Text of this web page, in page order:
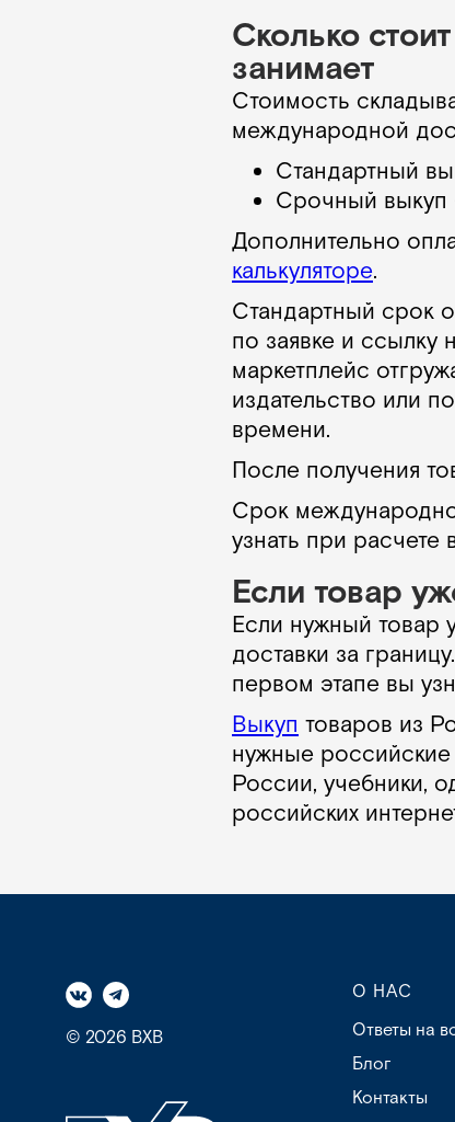
Сколько
занимает
Стоимость
международной
Стандартный
Срочный выкуп
Дополнительно
калькуляторе.
Стандартный срок
по заявке и ссылку
маркетплейс
издательство или
времени.
После получения
Срок
узнать при расчете
Если товар
Если нужный товар
доставки за
первом этапе вы
Выкуп товаров из
нужные российские
России, учебники,
российских
© 2026 BXB
О НАС
Ответы на
Блог
Контакты